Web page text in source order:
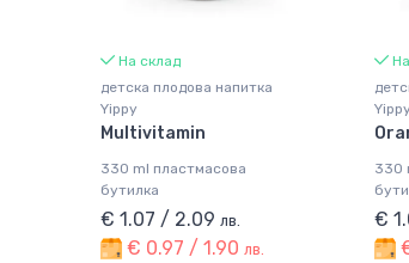
На склад
детска плодова напитка
Yippy
Multivitamin
330 ml пластмасова
бутилка
€ 1.07 / 2.09 лв.
€ 0.97 / 1.90 лв.
На
Yippy
330
€